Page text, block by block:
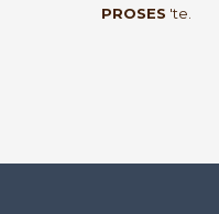
PROSES 'te.